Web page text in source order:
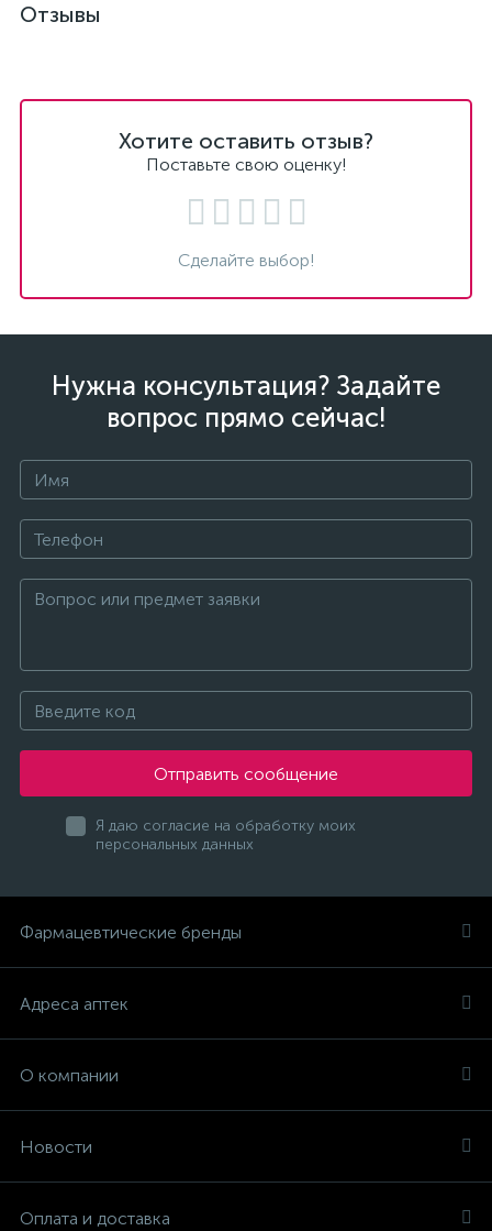
Отзывы
Хотите оставить отзыв?
Поставьте свою оценку!
Сделайте выбор!
Нужна консультация? Задайте
вопрос прямо сейчас!
Отправить сообщение
Я даю согласие на обработку моих
персональных данных
Фармацевтические бренды
Адреса аптек
О компании
Новости
Оплата и доставка